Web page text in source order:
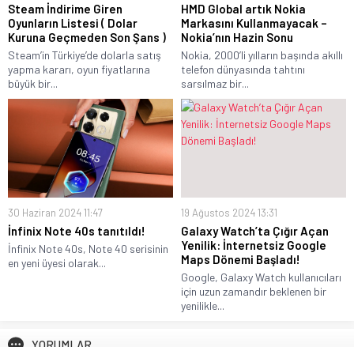
Steam İndirime Giren
Oyunların Listesi ( Dolar
Kuruna Geçmeden Son Şans )
Steam’in Türkiye’de dolarla satış
yapma kararı, oyun fiyatlarına
büyük bir...
HMD Global artık Nokia
Markasını Kullanmayacak –
Nokia’nın Hazin Sonu
Nokia, 2000’li yılların başında akıllı
telefon dünyasında tahtını
sarsılmaz bir...
30 Haziran 2024 11:47
İnfinix Note 40s tanıtıldı!
İnfinix Note 40s, Note 40 serisinin
en yeni üyesi olarak...
19 Ağustos 2024 13:31
Galaxy Watch’ta Çığır Açan
Yenilik: İnternetsiz Google
Maps Dönemi Başladı!
Google, Galaxy Watch kullanıcıları
için uzun zamandır beklenen bir
yenilikle...